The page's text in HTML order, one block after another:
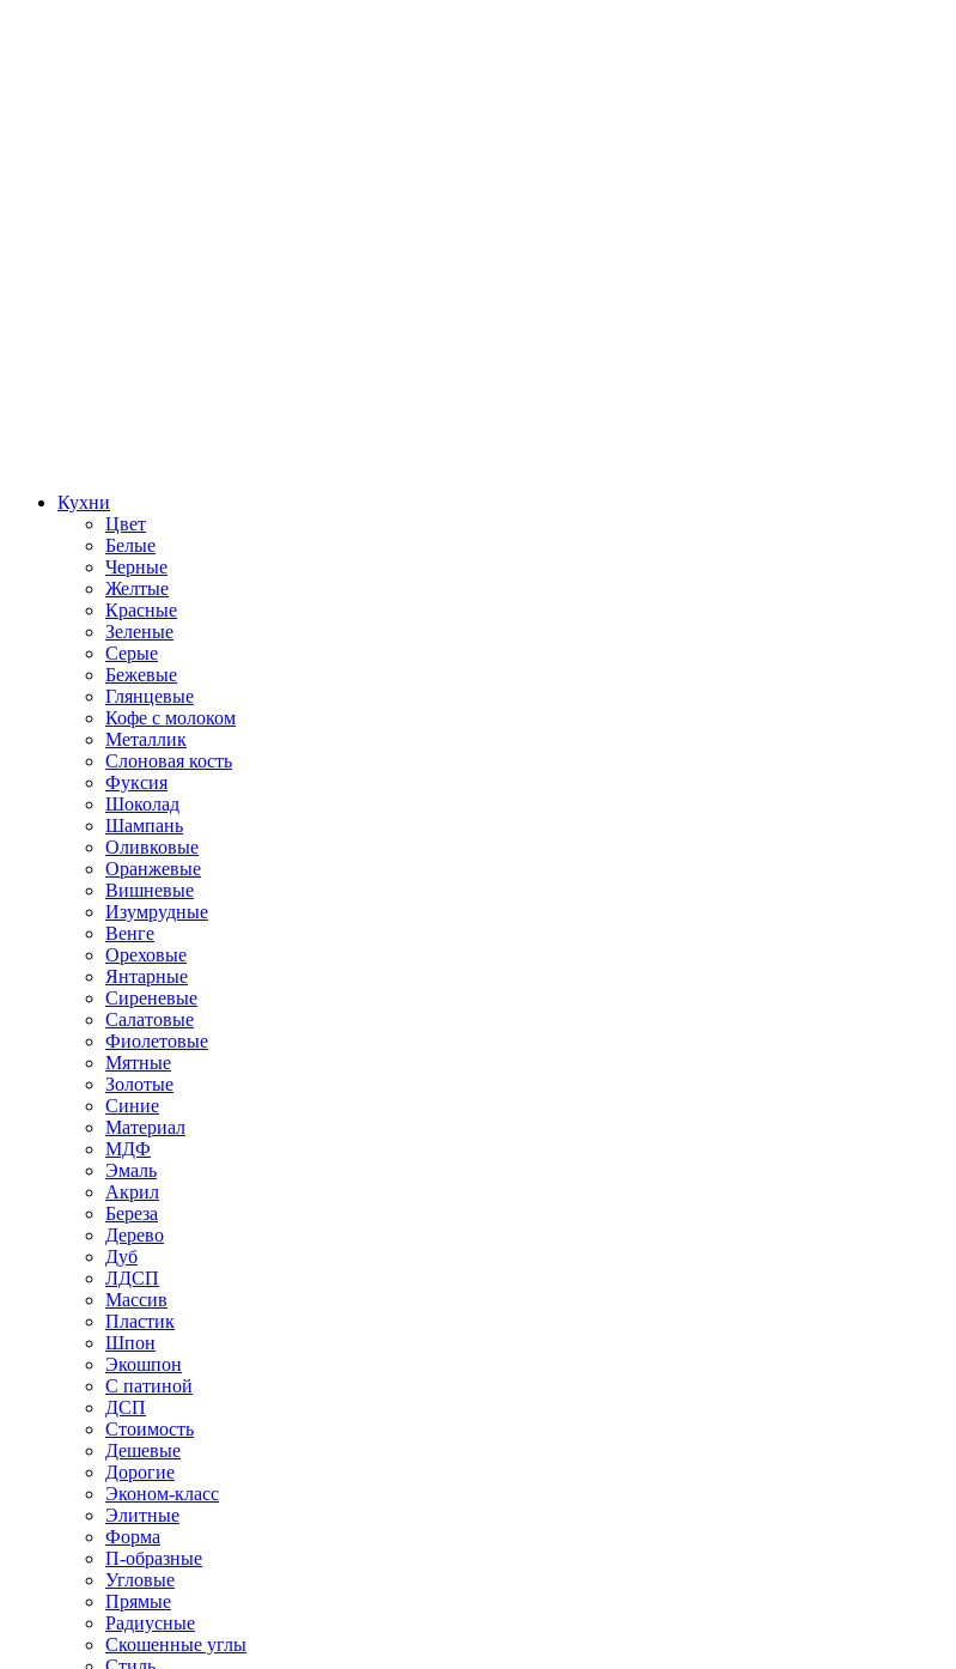
Кухни
Цвет
Белые
Черные
Желтые
Красные
Зеленые
Серые
Бежевые
Глянцевые
Кофе с молоком
Металлик
Слоновая кость
Фуксия
Шоколад
Шампань
Оливковые
Оранжевые
Вишневые
Изумрудные
Венге
Ореховые
Янтарные
Сиреневые
Салатовые
Фиолетовые
Мятные
Золотые
Синие
Материал
МДФ
Эмаль
Акрил
Береза
Дерево
Дуб
ЛДСП
Массив
Пластик
Шпон
Экошпон
С патиной
ДСП
Стоимость
Дешевые
Дорогие
Эконом-класс
Элитные
Форма
П-образные
Угловые
Прямые
Радиусные
Скошенные углы